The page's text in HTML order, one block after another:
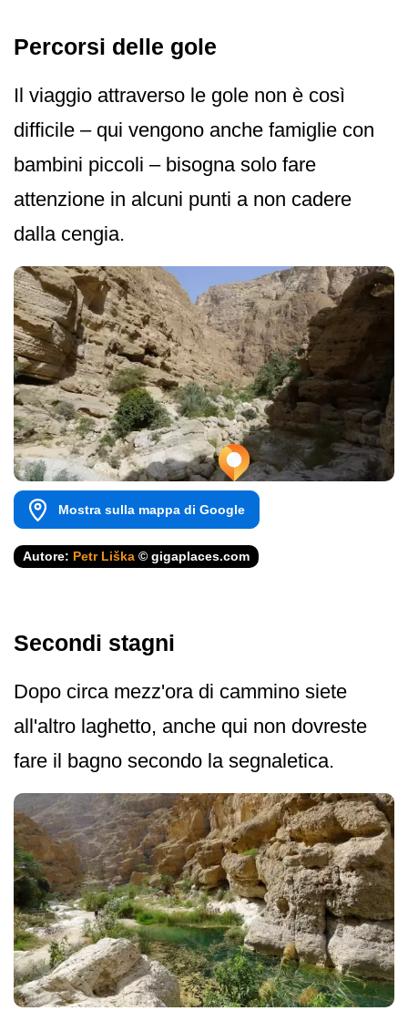
Percorsi delle gole
Il viaggio attraverso le gole non è così
difficile – qui vengono anche famiglie con
bambini piccoli – bisogna solo fare
attenzione in alcuni punti a non cadere
dalla cengia.
Mostra sulla mappa di Google
Autore: Petr Liška © gigaplaces.com
Secondi stagni
Dopo circa mezz'ora di cammino siete
all'altro laghetto, anche qui non dovreste
fare il bagno secondo la segnaletica.